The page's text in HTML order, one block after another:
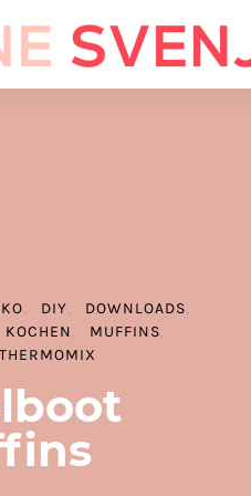
DIY
DOWNLOADS
KOCHEN
MUFFINS
THERMOMIX